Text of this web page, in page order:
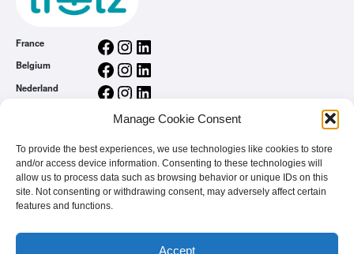
Manage Cookie Consent
To provide the best experiences, we use technologies like cookies to store
and/or access device information. Consenting to these technologies will
allow us to process data such as browsing behavior or unique IDs on this
site. Not consenting or withdrawing consent, may adversely affect certain
features and functions.
Accept
France Facebook Instagram LinkedIn
Belgium Facebook Instagram LinkedIn
Nederland Facebook Instagram LinkedIn
InstagramLinkedIn
Politika Privatnosti
Home
Vi ste brend
Česta pitanja (FAQ)